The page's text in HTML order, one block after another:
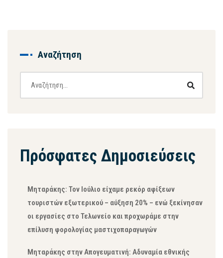
Αναζήτηση
Πρόσφατες Δημοσιεύσεις
Μηταράκης: Τον Ιούλιο είχαμε ρεκόρ αφίξεων
τουριστών εξωτερικού – αύξηση 20% – ενώ ξεκίνησαν
οι εργασίες στο Τελωνείο και προχωράμε στην
επίλυση φορολογίας μαστιχοπαραγωγών
Μηταράκης στην Απογευματινή: Αδυναμία εθνικής